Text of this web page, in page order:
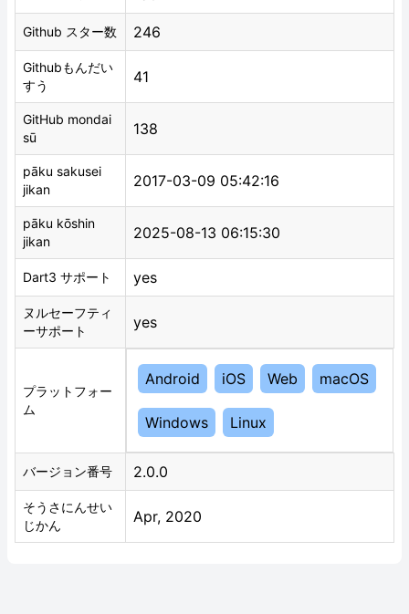
Github スター数 246
Githubもんだい
すう
41
GitHub mondai
sū
138
pāku sakusei
jikan
2017-03-09 05:42:16
pāku kōshin
jikan
2025-08-13 06:15:30
Dart3 サポート yes
ヌルセーフティ
ーサポート
yes
プラットフォー
ム
Android iOS Web macOS
Windows Linux
バージョン番号 2.0.0
そうさにんせい
じかん
Apr, 2020